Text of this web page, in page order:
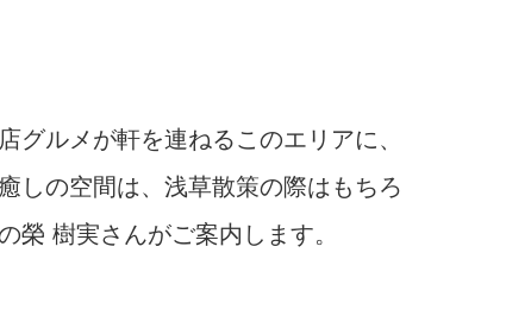
ルメが軒を連ねるこのエリアに、
しの空間は、浅草散策の際はもちろ
樹実さんがご案内します。